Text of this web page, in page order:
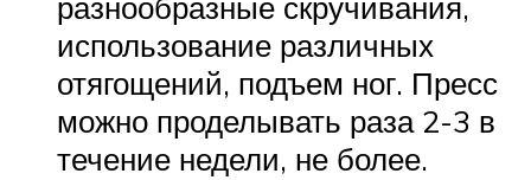
использование различных
отягощений, подъем ног. Пресс
можно проделывать раза 2-3 в
течение недели, не более.